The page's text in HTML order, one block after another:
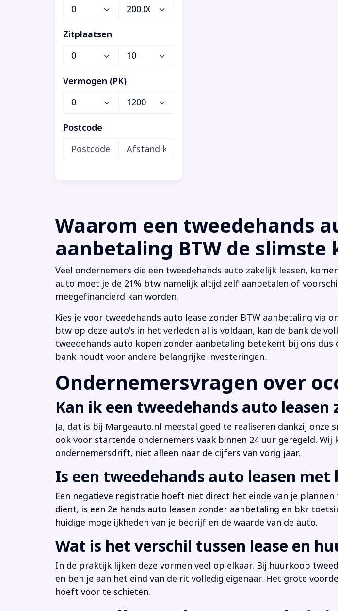
Zitplaatsen
Vermogen (PK)
Postcode
Waarom een tweedehands
aanbetaling BTW de slimste
Veel ondernemers die een tweedehands auto zakelijk leasen,
auto moet je de 21% btw namelijk altijd zelf aanbetalen of
meegefinancierd kan worden.
Kies je voor tweedehands auto lease zonder BTW aanbetaling via
btw op deze auto's in het verleden al is voldaan, kan de bank de
tweedehands auto kopen zonder aanbetaling betekent bij ons
bank houdt voor andere belangrijke investeringen.
Ondernemersvragen over
Kan ik een tweedehands auto
Ja, dat is bij Margeauto.nl meestal goed te realiseren dankzij onze
ook voor startende ondernemers vaak binnen 24 uur geregeld. Wij
ondernemersdrift, niet alleen naar de cijfers van vorig jaar.
Is een tweedehands auto leasen
Een negatieve registratie hoeft niet direct het einde van je
dient, is een 2e hands auto leasen zonder aanbetaling en bkr
huidige mogelijkheden van je bedrijf en de waarde van de auto.
Wat is het verschil tussen lease en
In de praktijk lijken deze vormen veel op elkaar. Bij huurkoop
en ben je aan het eind van de rit volledig eigenaar. Het grote
hoeft voor te schieten.